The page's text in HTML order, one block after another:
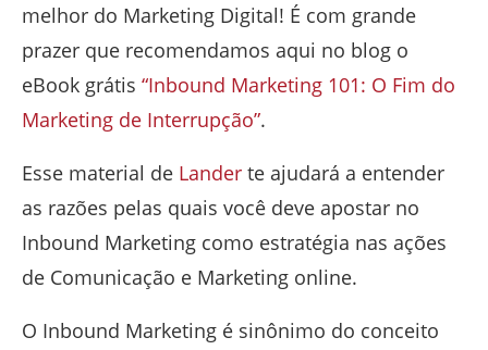
melhor do Marketing Digital! É com grande
prazer que recomendamos aqui no blog o
eBook grátis “Inbound Marketing 101: O Fim do
Marketing de Interrupção”.
Esse material de Lander te ajudará a entender
as razões pelas quais você deve apostar no
Inbound Marketing como estratégia nas ações
de Comunicação e Marketing online.
O Inbound Marketing é sinônimo do conceito